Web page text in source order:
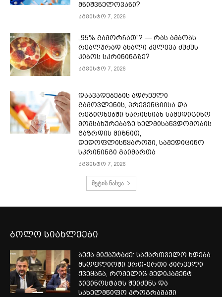
მნიშვნელოვანი?
აგვისტო 7, 2026
„95% გამორჩათ“? — რას ამბობს
რეალურად ახალი კვლევა ძუძუს
კიბოს სკრინინგზე?
აგვისტო 7, 2026
დაავადებების ადრეული
გამოვლენის, პრევენციისა და
რეგიონებში ხარისხიან სამედიცინო
მომსახურებაზე ხელმისაწვდომობის
გაზრდის მიზნით,
დედოფლისწყაროში, სამედიცინო
სკრინინგი გაიმართა
აგვისტო 7, 2026
მეტის ნახვა
ბოლო სიახლეები
ბექა მიქაუტაძე: საქართველო ხდება
მსოფლიოში ერთ-ერთი პირველი
ქვეყანა, რომელიც მედიკამენტ
ჯივინოსტატს შეიძენს და
სახელმწიფო პროგრამაში